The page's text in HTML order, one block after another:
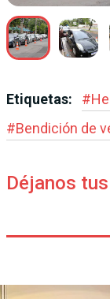
Etiquetas: #
#Bendición de
Déjanos